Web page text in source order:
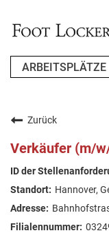
FAQ
ARBEIT SUCHEN
Zurück
Verkäufer (m/
Hannover,